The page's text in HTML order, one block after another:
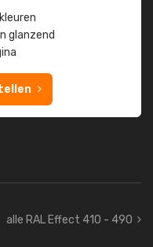
glanzend
alle RAL Effect 410 - 490